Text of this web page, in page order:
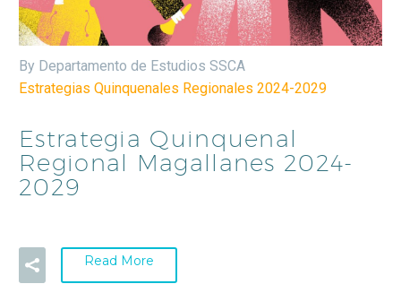
By Departamento de Estudios SSCA
Estrategias Quinquenales Regionales 2024-2029
Estrategia Quinquenal
Regional Magallanes 2024-
2029
Read More